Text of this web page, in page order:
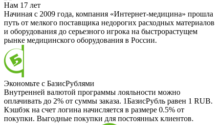
Нам 17 лет
Начиная с 2009 года, компания «Интернет-медицина» прошла
путь от мелкого поставщика недорогих расходных материалов
и оборудования до серьезного игрока на быстрорастущем
рынке медицинского оборудования в России.
Экономьте с БазисРублями
Внутренней валютой программы лояльности можно
оплачивать до 2% от суммы заказа. 1БазисРубль равен 1 RUB.
Кэшбэк на счет логина начисляется в размере 0.5% от
покупки. Выгодные покупки для постоянных клиентов.